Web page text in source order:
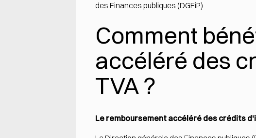
des Finances publiques (DGFiP).
Comment
accéléré des
TVA ?
Le remboursement accéléré des crédits